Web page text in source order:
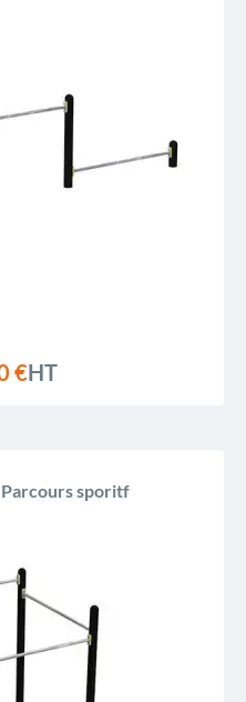
€HT
sporitf